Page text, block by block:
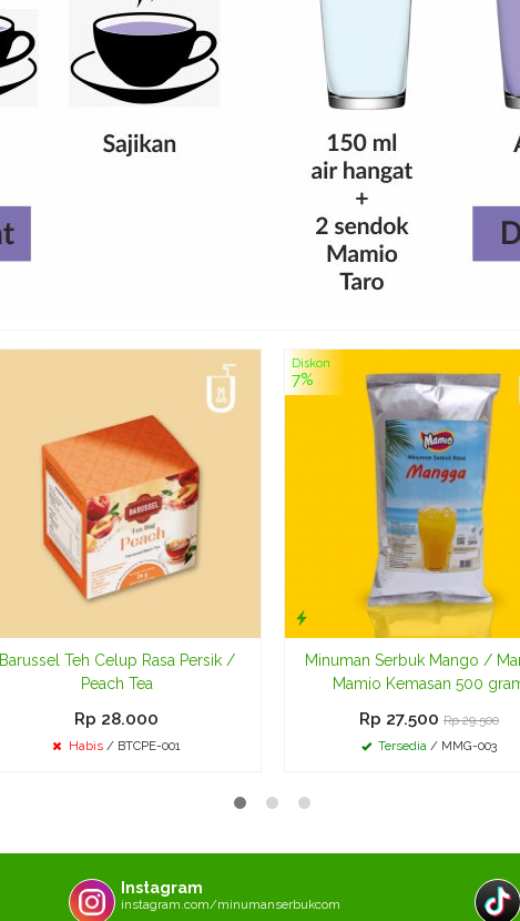
Barussel Teh Celup Rasa Persik /
Peach Tea
Rp 28.000
Habis / BTCPE-001
Diskon
7%
Minuman Serbuk Mango /
Mamio Kemasan 500
Rp 27.500 Rp 29.500
Tersedia / MMG-003
Instagram
instagram.com/minumanserbukcom